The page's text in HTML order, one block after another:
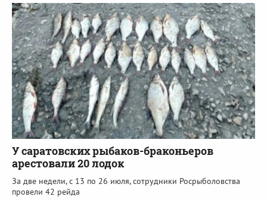
У саратовских рыбаков-браконьеров
арестовали 20 лодок
За две недели, с 13 по 26 июля, сотрудники Росрыболовства
провели 42 рейда